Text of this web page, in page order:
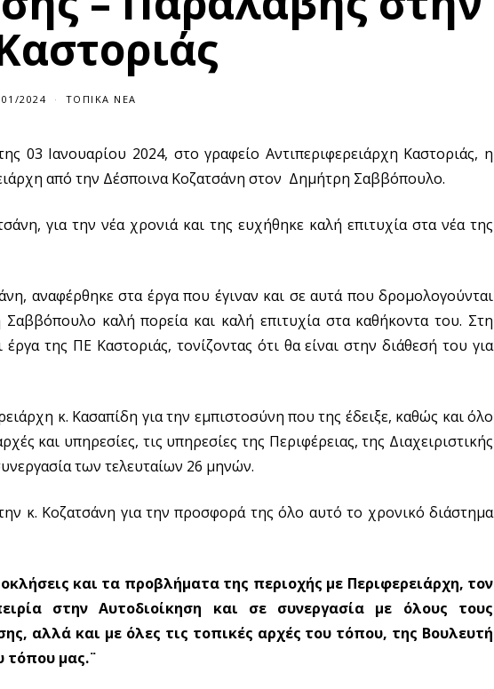
2024
1
2
ΤΟΠΙΚΆ ΝΈΑ
03 Ιανουαρίου 2024, στο γραφείο Αντιπεριφερειάρχη Καστοριάς, η
από την Δέσποινα Κοζατσάνη στον Δημήτρη Σαββόπουλο.
για την νέα χρονιά και της ευχήθηκε καλή επιτυχία στα νέα της
αναφέρθηκε στα έργα που έγιναν και σε αυτά που δρομολογούνται
καλή πορεία και καλή επιτυχία στα καθήκοντα του. Στη
της ΠΕ Καστοριάς, τονίζοντας ότι θα είναι στην διάθεσή του για
κ. Κασαπίδη για την εμπιστοσύνη που της έδειξε, καθώς και όλο
και υπηρεσίες, τις υπηρεσίες της Περιφέρειας, της Διαχειριστικής
των τελευταίων 26 μηνών.
κ. Κοζατσάνη για την προσφορά της όλο αυτό το χρονικό διάστημα
και τα προβλήματα της περιοχής με Περιφερειάρχη, τον
στην Αυτοδιοίκηση και σε συνεργασία με όλους τους
αλλά και με όλες τις τοπικές αρχές του τόπου, της Βουλευτή
τόπου μας.¨